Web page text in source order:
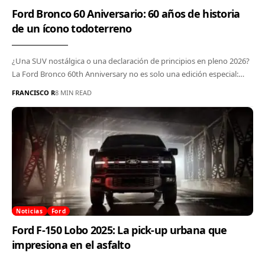
Ford Bronco 60 Aniversario: 60 años de historia
de un ícono todoterreno
¿Una SUV nostálgica o una declaración de principios en pleno 2026?
La Ford Bronco 60th Anniversary no es solo una edición especial:…
FRANCISCO R8 MIN READ
Noticias Ford
Ford F-150 Lobo 2025: La pick-up urbana que
impresiona en el asfalto